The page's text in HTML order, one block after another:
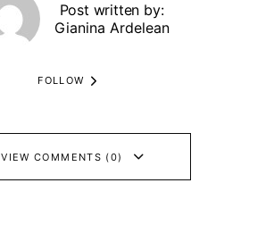
Post written by:
Gianina Ardelean
FOLLOW
VIEW COMMENTS (0)